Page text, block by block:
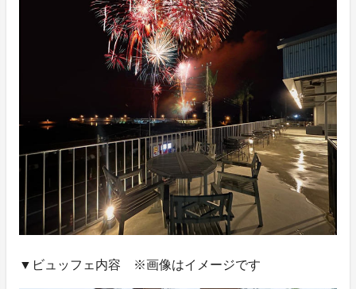
▼ビュッフェ内容 ※画像はイメージです